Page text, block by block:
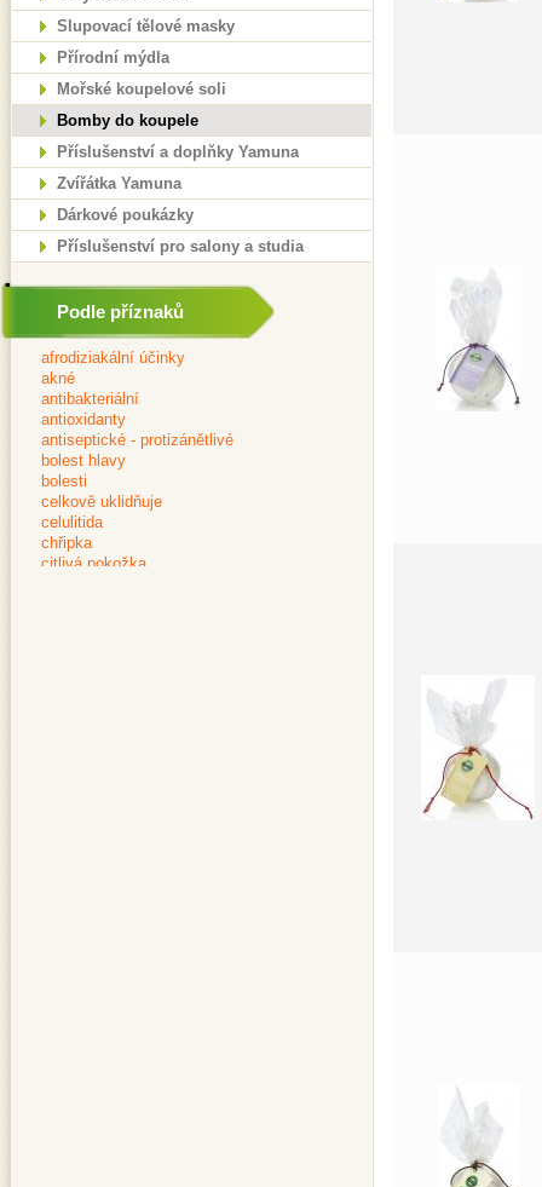
Slupovací tělové masky
Přírodní mýdla
Mořské koupelové soli
Bomby do koupele
Příslušenství a doplňky Yamuna
Zvířátka Yamuna
Dárkové poukázky
Příslušenství pro salony a studia
Podle příznaků